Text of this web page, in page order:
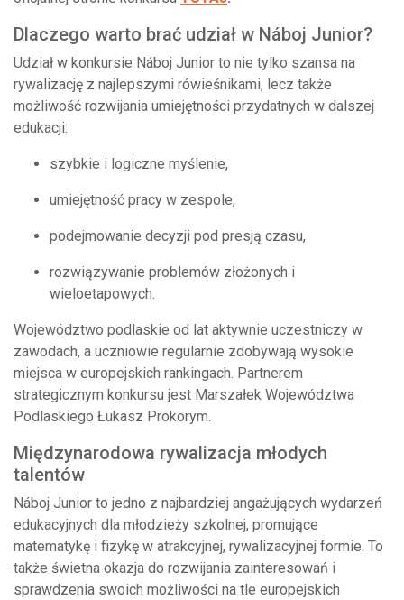
Dlaczego warto brać udział w Náboj Junior?
Udział w konkursie Náboj Junior to nie tylko szansa na
rywalizację z najlepszymi rówieśnikami, lecz także
możliwość rozwijania umiejętności przydatnych w dalszej
edukacji:
szybkie i logiczne myślenie,
umiejętność pracy w zespole,
podejmowanie decyzji pod presją czasu,
rozwiązywanie problemów złożonych i
wieloetapowych.
Województwo podlaskie od lat aktywnie uczestniczy w
zawodach, a uczniowie regularnie zdobywają wysokie
miejsca w europejskich rankingach. Partnerem
strategicznym konkursu jest Marszałek Województwa
Podlaskiego Łukasz Prokorym.
Międzynarodowa rywalizacja młodych
talentów
Náboj Junior to jedno z najbardziej angażujących wydarzeń
edukacyjnych dla młodzieży szkolnej, promujące
matematykę i fizykę w atrakcyjnej, rywalizacyjnej formie. To
także świetna okazja do rozwijania zainteresowań i
sprawdzenia swoich możliwości na tle europejskich